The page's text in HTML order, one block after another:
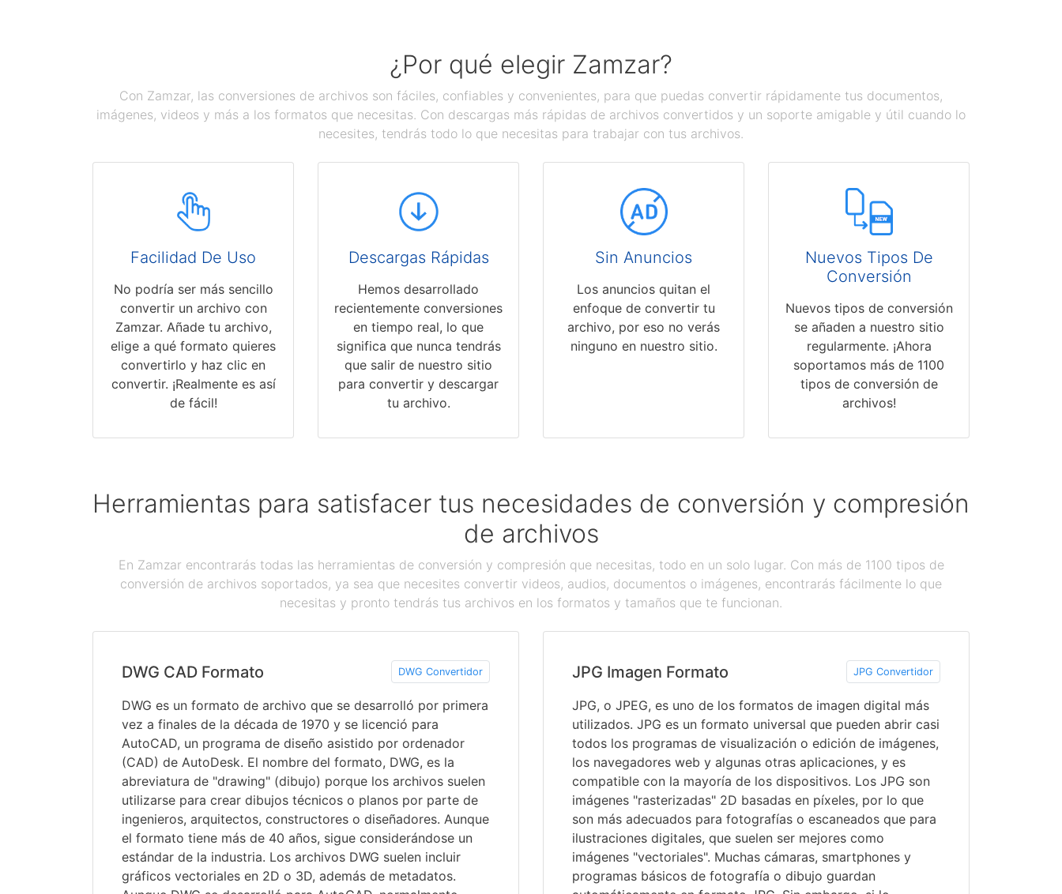
¿Por qué elegir Zamzar?
Con Zamzar, las conversiones de archivos son fáciles, confiables y convenientes, para que puedas convertir rápidamente tus documentos,
imágenes, videos y más a los formatos que necesitas. Con descargas más rápidas de archivos convertidos y un soporte amigable y útil cuando lo
necesites, tendrás todo lo que necesitas para trabajar con tus archivos.
Facilidad De Uso
No podría ser más sencillo
convertir un archivo con
Zamzar. Añade tu archivo,
elige a qué formato quieres
convertirlo y haz clic en
convertir. ¡Realmente es así
de fácil!
Descargas Rápidas
Hemos desarrollado
recientemente conversiones
en tiempo real, lo que
significa que nunca tendrás
que salir de nuestro sitio
para convertir y descargar
tu archivo.
Sin Anuncios
Los anuncios quitan el
enfoque de convertir tu
archivo, por eso no verás
ninguno en nuestro sitio.
Nuevos Tipos De
Conversión
Nuevos tipos de conversión
se añaden a nuestro sitio
regularmente. ¡Ahora
soportamos más de 1100
tipos de conversión de
archivos!
Herramientas para satisfacer tus necesidades de conversión y compresión
de archivos
En Zamzar encontrarás todas las herramientas de conversión y compresión que necesitas, todo en un solo lugar. Con más de 1100 tipos de
conversión de archivos soportados, ya sea que necesites convertir videos, audios, documentos o imágenes, encontrarás fácilmente lo que
necesitas y pronto tendrás tus archivos en los formatos y tamaños que te funcionan.
DWG CAD Formato DWG Convertidor
DWG es un formato de archivo que se desarrolló por primera
vez a finales de la década de 1970 y se licenció para
AutoCAD, un programa de diseño asistido por ordenador
(CAD) de AutoDesk. El nombre del formato, DWG, es la
abreviatura de "drawing" (dibujo) porque los archivos suelen
utilizarse para crear dibujos técnicos o planos por parte de
ingenieros, arquitectos, constructores o diseñadores. Aunque
el formato tiene más de 40 años, sigue considerándose un
estándar de la industria. Los archivos DWG suelen incluir
gráficos vectoriales en 2D o 3D, además de metadatos.
JPG Imagen Formato JPG Convertidor
JPG, o JPEG, es uno de los formatos de imagen digital más
utilizados. JPG es un formato universal que pueden abrir casi
todos los programas de visualización o edición de imágenes,
los navegadores web y algunas otras aplicaciones, y es
compatible con la mayoría de los dispositivos. Los JPG son
imágenes "rasterizadas" 2D basadas en píxeles, por lo que
son más adecuados para fotografías o escaneados que para
ilustraciones digitales, que suelen ser mejores como
imágenes "vectoriales". Muchas cámaras, smartphones y
programas básicos de fotografía o dibujo guardan